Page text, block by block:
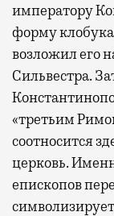
императору
форму
возложил его
Сильвестра.
«третьим
соотносится
церковь.
епископов